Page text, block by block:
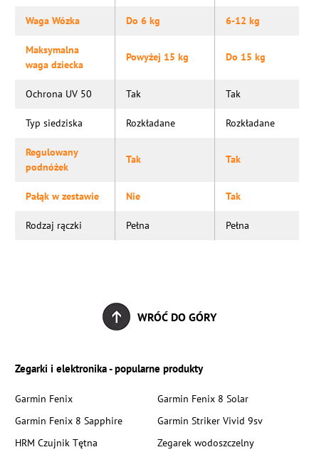
Waga Wózka Do 6 kg 6-12 kg
Maksymalna
waga dziecka
Powyżej 15 kg Do 15 kg
Ochrona UV 50 Tak Tak
Typ siedziska Rozkładane Rozkładane
Regulowany
podnóżek
Tak Tak
Pałąk w zestawie Nie Tak
Rodzaj rączki Pełna Pełna
WRÓĆ DO GÓRY
Zegarki i elektronika - popularne produkty
Garmin Fenix
Garmin Fenix 8 Solar
Garmin Fenix 8 Sapphire
Garmin Striker Vivid 9sv
HRM Czujnik Tętna
Zegarek wodoszczelny